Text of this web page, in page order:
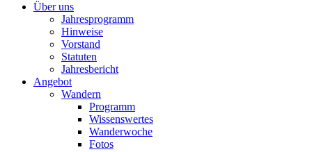
Über uns
Jahresprogramm
Hinweise
Vorstand
Statuten
Jahresbericht
Angebot
Wandern
Programm
Wissenswertes
Wanderwoche
Fotos